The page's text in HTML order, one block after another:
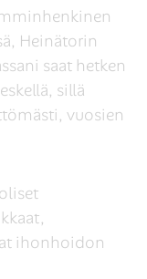
Heinätorin
saat hetken
sillä
vuosien
ihonhoidon